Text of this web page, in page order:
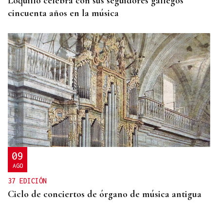
cincuenta años en la música
09
AGO
37 EDICIÓN
Ciclo de conciertos de órgano de música antigua